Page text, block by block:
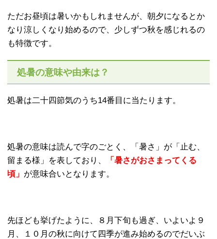
ただお昼頃は暑いかもしれませんが、朝夕になるとか
なり涼しくなり始めるので、少しずつ秋を感じれるの
も特徴です。
処暑の意味や由来は？
処暑は二十四節気のうち14番目に当たります。
処暑の意味は読んで字のごとく、「暑さ」が「止む、
留まる様」を表しており、
「暑さがおさまってくる
頃」 が意味合いとなります。
先ほども挙げたように、８月下旬も過ぎ、いよいよ９
月、１０月の秋に向けて四季が進み始めるのでだいぶ